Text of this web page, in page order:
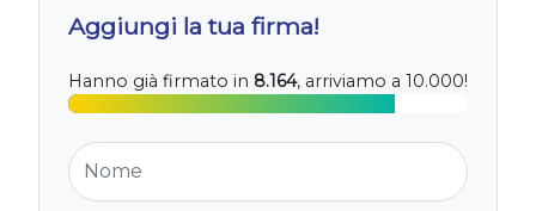
Aggiungi la tua firma!
Hanno già firmato in 8.164, arriviamo a 10.000!
Nome